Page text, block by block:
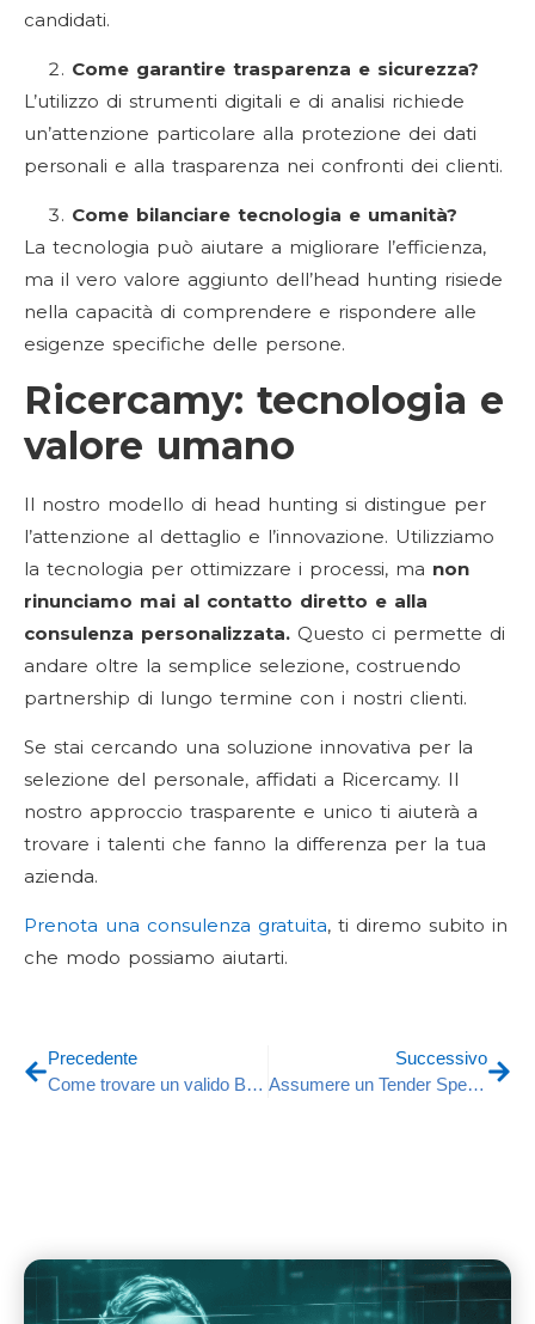
candidati.
Come garantire trasparenza e sicurezza?
L’utilizzo di strumenti digitali e di analisi richiede
un’attenzione particolare alla protezione dei dati
personali e alla trasparenza nei confronti dei clienti.
Come bilanciare tecnologia e umanità?
La tecnologia può aiutare a migliorare l’efficienza,
ma il vero valore aggiunto dell’head hunting risiede
nella capacità di comprendere e rispondere alle
esigenze specifiche delle persone.
Ricercamy: tecnologia e
valore umano
Il nostro modello di head hunting si distingue per
l’attenzione al dettaglio e l’innovazione. Utilizziamo
la tecnologia per ottimizzare i processi, ma non
rinunciamo mai al contatto diretto e alla
consulenza personalizzata. Questo ci permette di
andare oltre la semplice selezione, costruendo
partnership di lungo termine con i nostri clienti.
Se stai cercando una soluzione innovativa per la
selezione del personale, affidati a Ricercamy. Il
nostro approccio trasparente e unico ti aiuterà a
trovare i talenti che fanno la differenza per la tua
azienda.
Prenota una consulenza gratuita, ti diremo subito in
che modo possiamo aiutarti.
Precedente
Come trovare un valido Backend Developer
Successivo
Assumere un Tender Specialist: la guida definitiva